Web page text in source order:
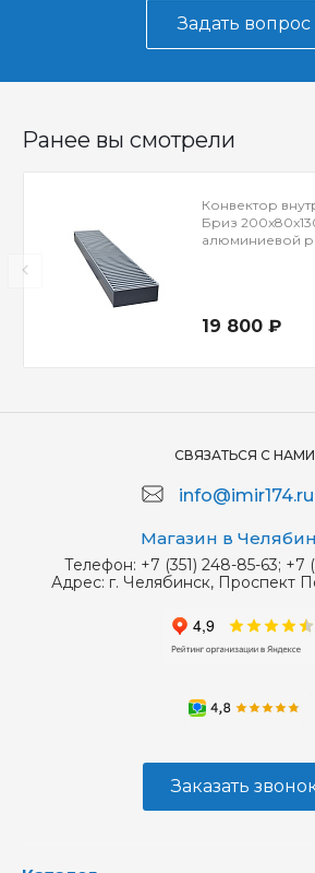
Задать вопрос
Ранее вы смотрели
Конвектор
Бриз
алюминиевой
19 800 ₽
СВЯЗАТЬСЯ С НАМИ
info@imir174.ru
Магазин в
Телефон: +7 (351) 248-85-63; +7
Адрес: г. Челябинск, Проспект
Заказать